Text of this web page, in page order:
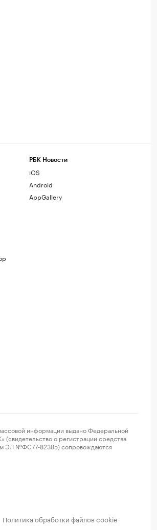
РБК Новости
iOS
Android
AppGallery
информации выдано Федеральной
о регистрации средства
ЭЛ №ФС77-82385) сопровождаются
Политика обработки файлов cookie